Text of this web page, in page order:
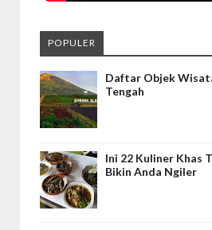
POPULER
Daftar Objek
Tengah
Ini 22 Kuliner Khas
Bikin Anda Ngiler